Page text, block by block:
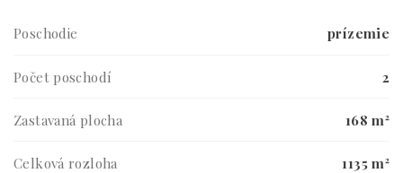
Poschodie prízemie
Počet poschodí 2
Zastavaná plocha 168 m²
Celková rozloha 1135 m²